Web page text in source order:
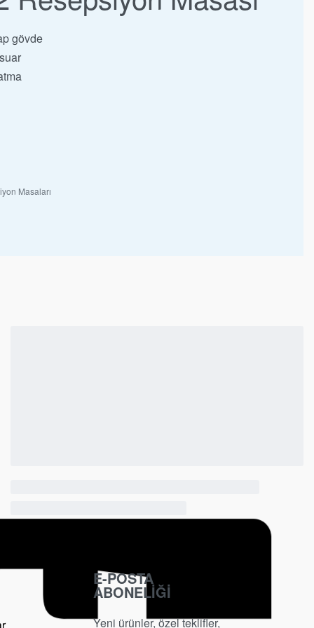
gövde
Masaları
E-POSTA
ABONELİĞİ
Yeni ürünler, özel teklifler,